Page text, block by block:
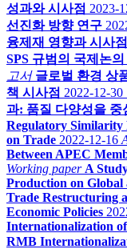
성과와 시사점 2023-
선진화 방향 연구
융제재 영향과 시사점
SPS 규범의 국제논
고서 글로벌 환경 상
책 시사점 2022-12-30
과: 품질 다양성을 중
Regulatory Similarity
on Trade 2022-12-16
Between APEC
Working paper A
Production on Global
Trade Restructuring
Economic Policies
Internationalization
RMB